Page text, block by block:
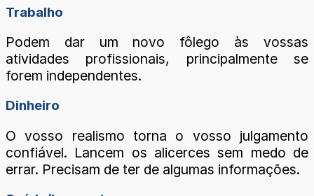
Trabalho
Podem dar um novo fôlego às vossas
atividades profissionais, principalmente se
forem independentes.
Dinheiro
O vosso realismo torna o vosso julgamento
confiável. Lancem os alicerces sem medo de
errar. Precisam de ter de algumas informações.